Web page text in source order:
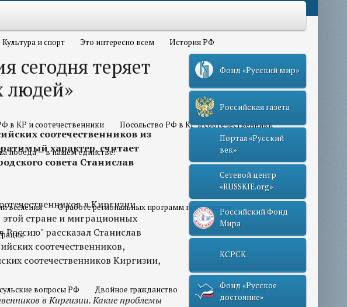
Культура и спорт Это интересно всем История РФ
в КР и соотечественники Посольство РФ в КР и соотечественники
победа — в нашем единстве!
вселения О работе региональных программ переселения
вопросы РФ Двойное гражданство Отношения РФ и КР
сегодня теряет
людей»
соотечественников из
характер, считает
совета Станислав
в Киргизии,
этой стране и миграционных
рассказал Станислав
соотечественников,
соотечественников Киргизии,
в Киргизии. Какие проблемы
Фонд «Русский мир»
Российская газета
Портал «Русский
век»
Сетевой центр
«RUSSKIE.org»
Российский Фонд
Мира
КСРСК
Фонд «Русское
достояние»